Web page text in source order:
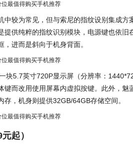
中较为常见，但与索尼的指纹设别集成方
提供纯粹的指纹识别模块，电源键也依旧
进而是斜向于机身背面。
块5.7英寸720P显示屏（分辨率：
键而改用使用屏幕内虚拟按键。此外，魅
存，机身则提供32GB/64GB存储空间。
起）